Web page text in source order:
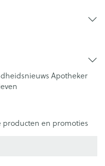
Apotheker
producten en promoties